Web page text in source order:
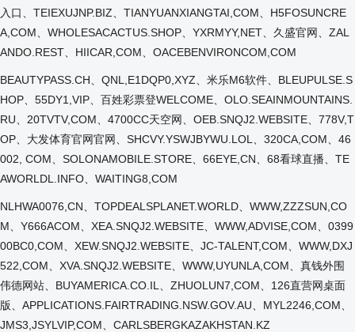
入口、TEIEXUJNP.BIZ、TIANYUANXIANGTAI,COM、H5FOSUNCRE
A,COM、WHOLESACACTUS.SHOP、YXRMYY,NET、久盛官网、ZAL
ANDO.REST、HIICAR,COM、OACEBENVIRONCOM,COM
BEAUTYPASS.CH、QNL,E1DQP0,XYZ、米乐M6软件、BLEUPULSE.S
HOP、55DY1,VIP、百姓彩票登WELCOME、OLO.SEAINMOUNTAINS.
RU、20TVTV,COM、4700CC天空网、OEB.SNQJ2.WEBSITE、778V,T
OP、大发体育官网官网、SHCVY.YSWJBYWU.LOL、320CA,COM、46
002, COM、SOLONAMOBILE.STORE、66EYE,CN、68看球直播、TE
AWORLDL.INFO、WAITING8,COM
NLHWA0076,CN、TOPDEALSPLANET.WORLD、WWW,ZZZSUN,CO
M、Y666ACOM、XEA.SNQJ2.WEBSITE、WWW,ADVISE,COM、0399
00BC0,COM、XEW.SNQJ2.WEBSITE、JC-TALENT,COM、WWW,DXJ
522,COM、XVA.SNQJ2.WEBSITE、WWW,UYUNLA,COM、真钱外围
伟德网站、BUYAMERICA.CO.IL、ZHUOLUN7,COM、126直营网桌面
版、APPLICATIONS.FAIRTRADING.NSW.GOV.AU、MYL2246,COM、
JMS3,JSYLVIP,COM、CARLSBERGKAZAKHSTAN.KZ